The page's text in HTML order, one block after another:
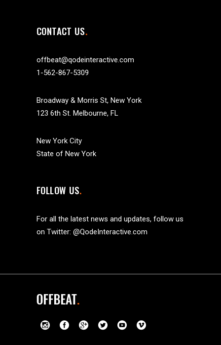
CONTACT US
offbeat@qodeinteractive.com
1-562-867-5309
Broadway & Morris St, New York
123 6th St. Melbourne, FL
New York City
State of New York
FOLLOW US
For all the latest news and updates, follow us
on Twitter: @QodeInteractive.com